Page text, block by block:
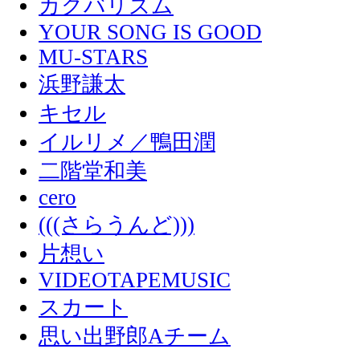
カクバリズム
YOUR SONG IS GOOD
MU-STARS
浜野謙太
キセル
イルリメ／鴨田潤
二階堂和美
cero
(((さらうんど)))
片想い
VIDEOTAPEMUSIC
スカート
思い出野郎Aチーム